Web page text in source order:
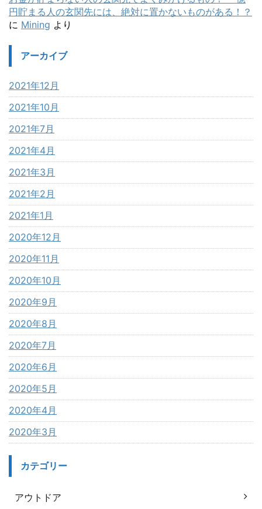
円貯まる人の玄関先には、絶対に置かないものがある！？
に Mining より
アーカイブ
2021年12月
2021年10月
2021年7月
2021年4月
2021年3月
2021年2月
2021年1月
2020年12月
2020年11月
2020年10月
2020年9月
2020年8月
2020年7月
2020年6月
2020年5月
2020年4月
2020年3月
カテゴリー
アウトドア